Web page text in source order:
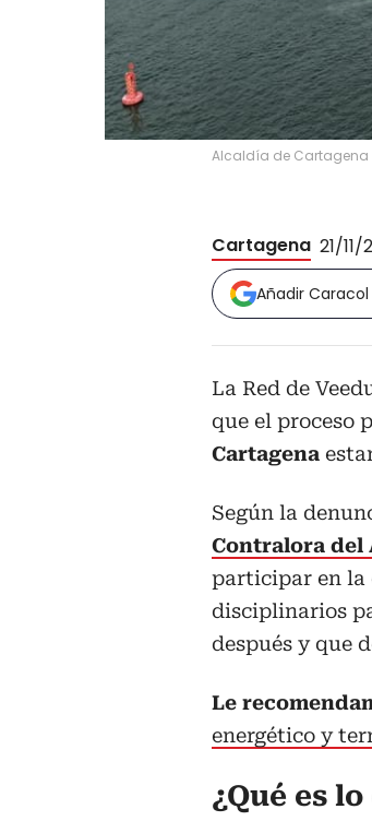
Alcaldía de Cartagena
Cartagena 21/
Añadir
La Red de
que el proceso
Cartagena
Según la
Contralora del
participar en la
disciplinarios
después y que
Le
energético y
¿Qué es